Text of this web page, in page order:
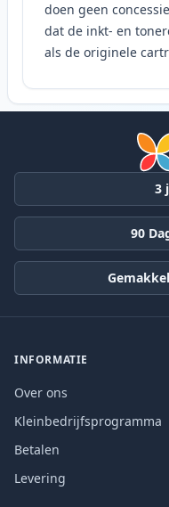
doen geen
dat de inkt- en
als de originele
3
90
INFORMATIE
Over ons
Kleinbedrijfsprogramma
Betalen
Levering